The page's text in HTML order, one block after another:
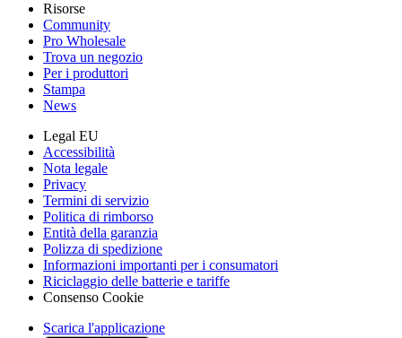
Risorse
Community
Pro Wholesale
Trova un negozio
Per i produttori
Stampa
News
Legal EU
Accessibilità
Nota legale
Privacy
Termini di servizio
Politica di rimborso
Entità della garanzia
Polizza di spedizione
Informazioni importanti per i consumatori
Riciclaggio delle batterie e tariffe
Consenso Cookie
Scarica l'applicazione